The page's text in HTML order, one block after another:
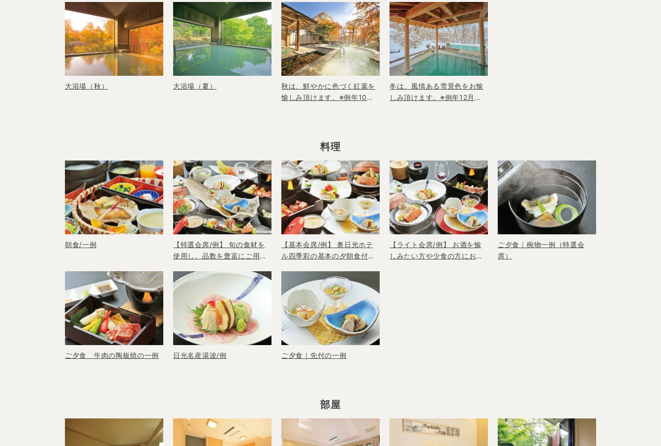
大浴場（秋） 大浴場（夏）
秋は、鮮やかに色づく紅葉を
愉しみ頂けます。※例年10月
冬は、風情ある雪景色をお愉
しみ頂けます。※例年12月中
料理
朝食/一例
【特選会席/例】 旬の食材を
使用し、品数を豊富にご用
慢の温泉は、記念日や贅沢旅
にぴったり
【基本会席/例】 奥日光ホテ
ル四季彩の基本の夕朝食付プ
れる方やどのプランにするか
悩まれている方におすすめ
【ライト会席/例】 お酒を愉
しみたい方や少食の方におす
ご夕食｜椀物一例（特選会
席）
ご夕食 牛肉の陶板焼の一例 日光名産湯波/例 ご夕食｜先付の一例
部屋